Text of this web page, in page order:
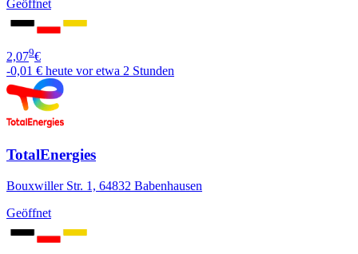
Geöffnet
2,079€
-0,01 € heute vor etwa 2 Stunden
TotalEnergies
Bouxwiller Str. 1, 64832 Babenhausen
Geöffnet